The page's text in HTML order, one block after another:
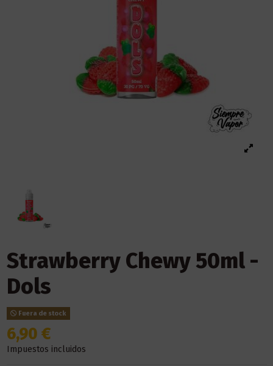
Strawberry Chewy 50ml -
Dols
Fuera de stock
6,90 €
Impuestos incluidos